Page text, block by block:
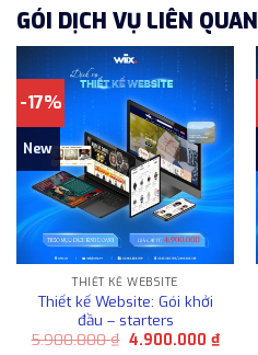
GÓI DỊCH VỤ LIÊN QUAN
-17%
New
THIẾT KẾ WEBSITE
Thiết kế Website: Gói khởi
đầu – starters
5.900.000₫ Giá
4.900.000 ₫Giá